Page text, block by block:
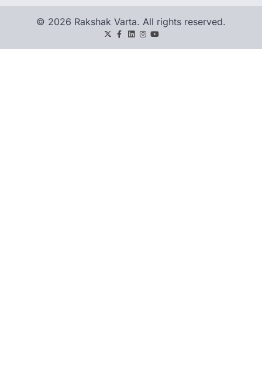
© 2026 Rakshak Varta. All rights reserved.
TwitterFacebook
LinkedIn
Instagram
youtube